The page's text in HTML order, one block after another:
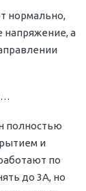
нормально,
а
полностью
и
по
до 3А, но